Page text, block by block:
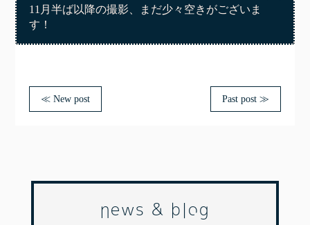
11月半ば以降の撮影、まだ少々空きがございま
す！
≪ New post Past post ≫
news & blog